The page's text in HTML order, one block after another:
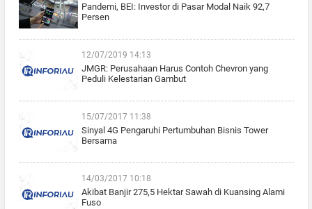
Pandemi, BEI: Investor di Pasar Modal Naik 92,7
Persen
12/07/2019 14:13
JMGR: Perusahaan Harus Contoh Chevron yang
Peduli Kelestarian Gambut
15/07/2017 11:38
Sinyal 4G Pengaruhi Pertumbuhan Bisnis Tower
Bersama
14/03/2017 10:18
Akibat Banjir 275,5 Hektar Sawah di Kuansing Alami
Fuso